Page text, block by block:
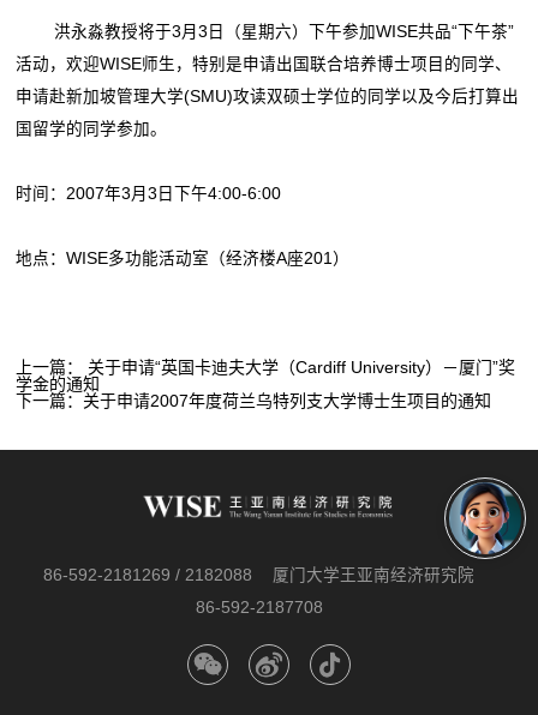
洪永淼教授将于3月3日（星期六）下午参加WISE共品“下午茶”
活动，欢迎WISE师生，特别是申请出国联合培养博士项目的同学、
申请赴新加坡管理大学(SMU)攻读双硕士学位的同学以及今后打算出
国留学的同学参加。
时间：2007年3月3日下午4:00-6:00
地点：WISE多功能活动室（经济楼A座201）
上一篇： 关于申请“英国卡迪夫大学（Cardiff University）－厦门”奖
学金的通知
下一篇： 关于申请2007年度荷兰乌特列支大学博士生项目的通知
86-592-2181269 / 2182088
厦门大学王亚南经济研究院
86-592-2187708